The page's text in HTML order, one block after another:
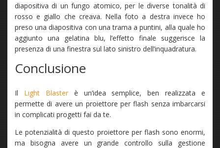
diapositiva di un fungo atomico, per le diverse tonalità di
rosso e giallo che creava. Nella foto a destra invece ho
preso una diapositiva con una trama a puntini, alla quale ho
aggiunto una gelatina blu, l’effetto finale suggerisce la
presenza di una finestra sul lato sinistro dell’inquadratura.
Conclusione
Il Light Blasterè un’idea semplice, ben realizzata e
permette di avere un proiettore per flash senza imbarcarsi
in complicati progetti fai da te.
Le potenzialità di questo proiettore per flash sono enormi,
ma bisogna avere un grande controllo sulla gestione